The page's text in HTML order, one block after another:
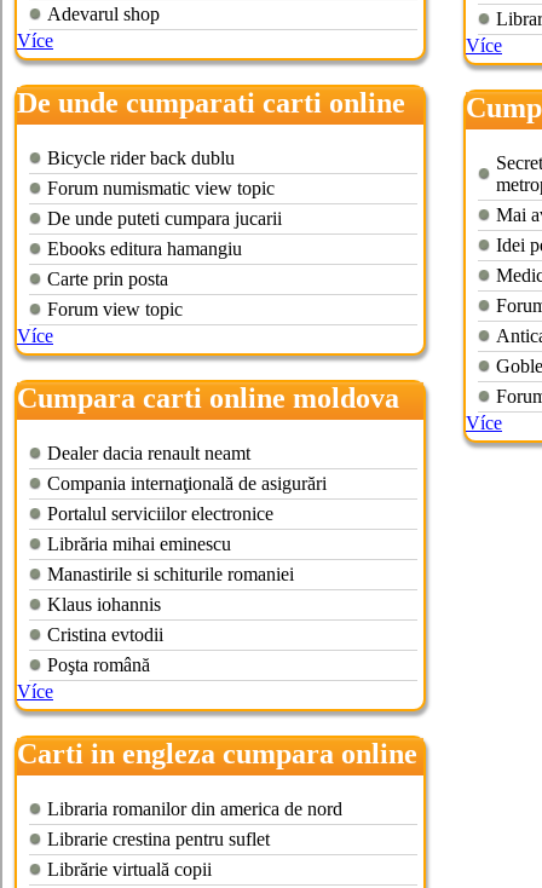
Adevarul shop
Více
De unde cumparati carti online
Bicycle rider back dublu
Forum numismatic view topic
De unde puteti cumpara jucarii
Ebooks editura hamangiu
Carte prin posta
Forum view topic
Více
Cumpara carti online moldova
Dealer dacia renault neamt
Compania internaţională de asigurări
Portalul serviciilor electronice
Librăria mihai eminescu
Manastirile si schiturile romaniei
Klaus iohannis
Cristina evtodii
Poşta română
Více
Carti in engleza cumpara online
Libraria romanilor din america de nord
Librarie crestina pentru suflet
Librărie virtuală copii
Více
Mai
Idei
Více